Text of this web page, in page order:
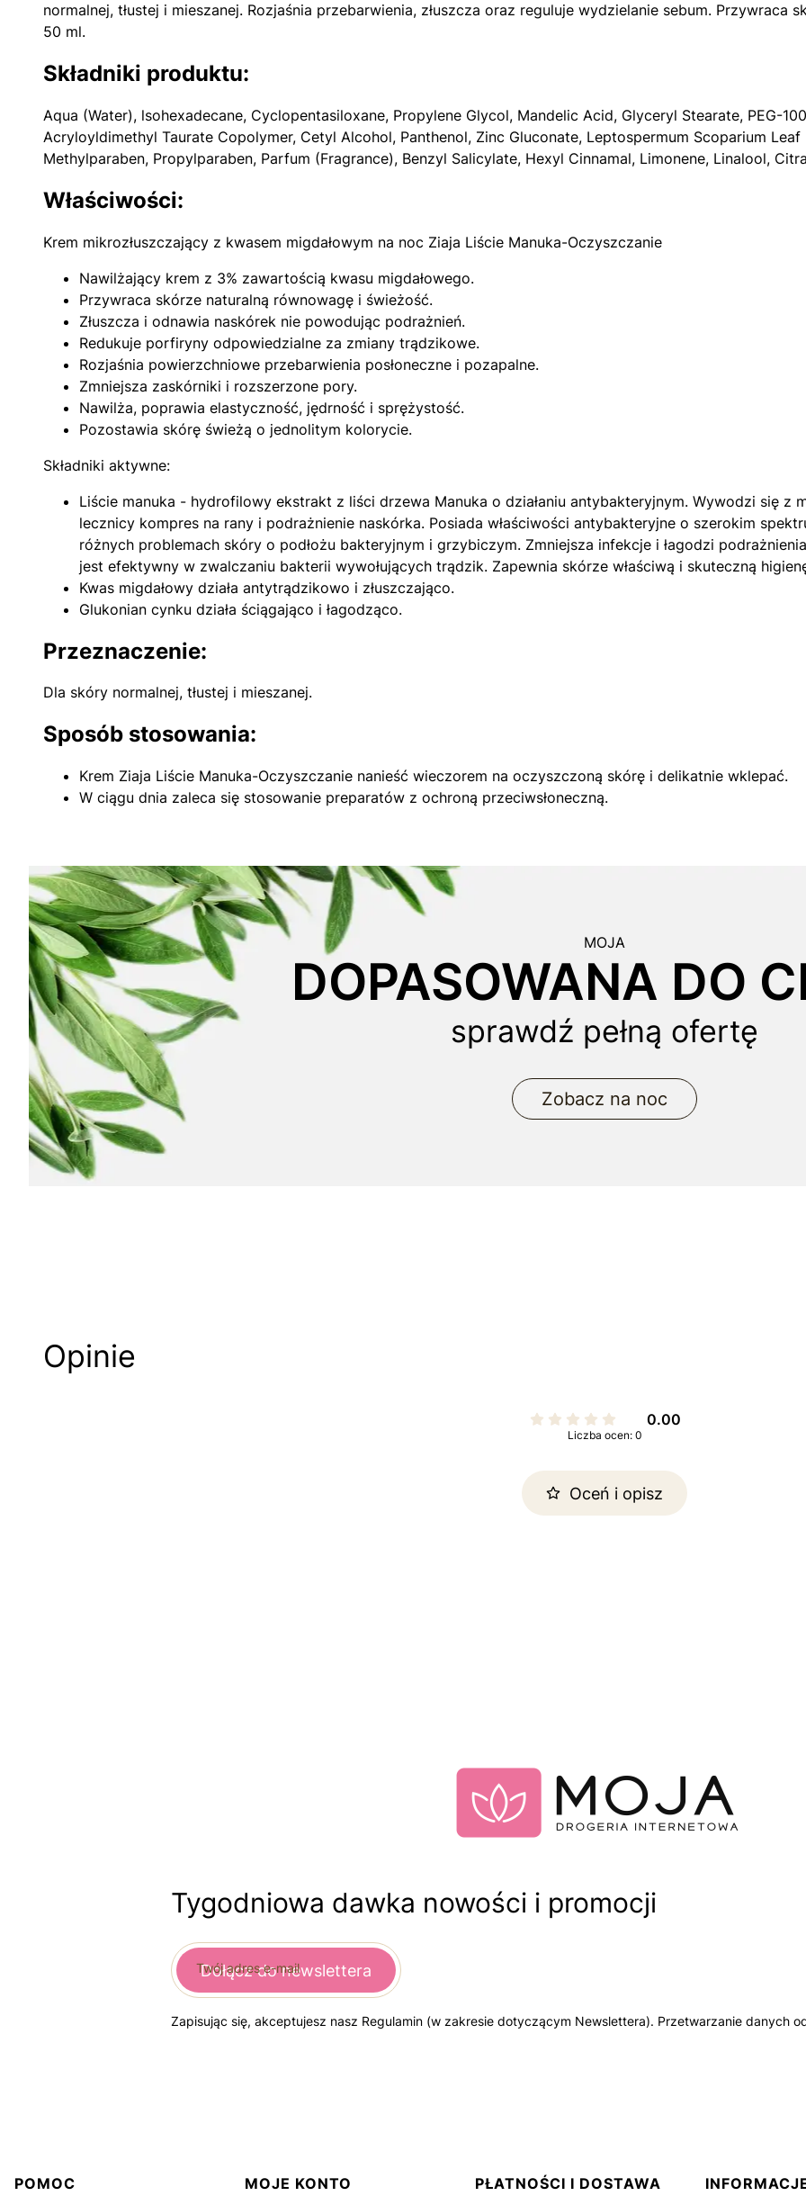
normalnej, tłustej i mieszanej. Rozjaśnia przebarwienia, złuszcza oraz reguluje wydzielanie sebum. Przywraca
50 ml.
Składniki produktu:
Aqua (Water), lsohexadecane, Cyclopentasiloxane, Propylene Glycol, Mandelic Acid, Glyceryl Stearate, PEG-
Acryloyldimethyl Taurate Copolymer, Cetyl Alcohol, Panthenol, Zinc Gluconate, Leptospermum Scoparium
Methylparaben, Propylparaben, Parfum (Fragrance), Benzyl Salicylate, Hexyl Cinnamal, Limonene, Linalool,
Właściwości:
Krem mikrozłuszczający z kwasem migdałowym na noc Ziaja Liście Manuka-Oczyszczanie
Nawilżający krem z 3% zawartością kwasu migdałowego.
Przywraca skórze naturalną równowagę i świeżość.
Złuszcza i odnawia naskórek nie powodując podrażnień.
Redukuje porfiryny odpowiedzialne za zmiany trądzikowe.
Rozjaśnia powierzchniowe przebarwienia posłoneczne i pozapalne.
Zmniejsza zaskórniki i rozszerzone pory.
Nawilża, poprawia elastyczność, jędrność i sprężystość.
Pozostawia skórę świeżą o jednolitym kolorycie.
Składniki aktywne:
Liście manuka - hydrofilowy ekstrakt z liści drzewa Manuka o działaniu antybakteryjnym. Wywodzi się z
lecznicy kompres na rany i podrażnienie naskórka. Posiada właściwości antybakteryjne o szerokim
różnych problemach skóry o podłożu bakteryjnym i grzybiczym. Zmniejsza infekcje i łagodzi
jest efektywny w zwalczaniu bakterii wywołujących trądzik. Zapewnia skórze właściwą i skuteczną
Kwas migdałowy działa antytrądzikowo i złuszczająco.
Glukonian cynku działa ściągająco i łagodząco.
Przeznaczenie:
Dla skóry normalnej, tłustej i mieszanej.
Sposób stosowania:
Krem Ziaja Liście Manuka-Oczyszczanie nanieść wieczorem na oczyszczoną skórę i delikatnie wklepać.
W ciągu dnia zaleca się stosowanie preparatów z ochroną przeciwsłoneczną.
MOJA
DOPASOWANA DO
sprawdź pełną ofertę
Zobacz na noc
Opinie
0.00
Liczba ocen: 0
Oceń i opisz
Tygodniowa dawka nowości i promocji
Twój adres e-mail
Dołącz do newslettera
Zapisując się, akceptujesz nasz Regulamin (w zakresie dotyczącym Newslettera). Przetwarzanie danych
POMOC MOJE KONTO PŁATNOŚCI I DOSTAWA